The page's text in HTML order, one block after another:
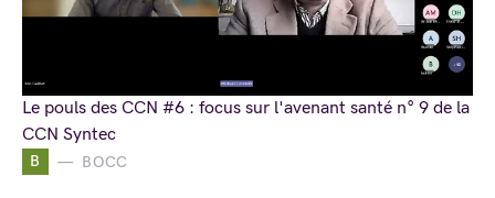
B BOCC
Le pouls des CCN #6 : focus sur l'avenant santé n° 9 de la
CCN Syntec